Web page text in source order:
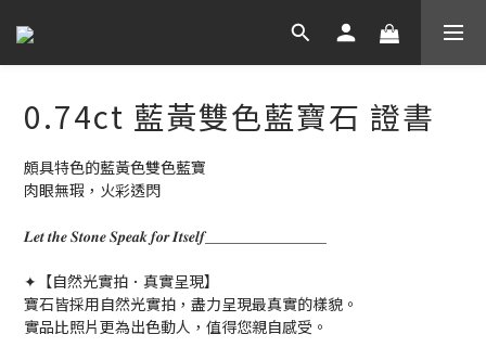
0.74ct 藍黃雙色藍寶石 證書
頗具特色的藍黃色雙色藍寶
肉眼無瑕，火彩透閃
𝑳𝒆𝒕 𝒕𝒉𝒆 𝑺𝒕𝒐𝒏𝒆 𝑺𝒑𝒆𝒂𝒌 𝒇𝒐𝒓 𝑰𝒕𝒔𝒆𝒍𝒇＿＿＿＿＿＿＿＿
✦【自然光實拍．真實呈現】
寶石皆採用自然光實拍，盡力呈現最真實的樣貌。
實品比照片更為出色動人，值得您親自感受。